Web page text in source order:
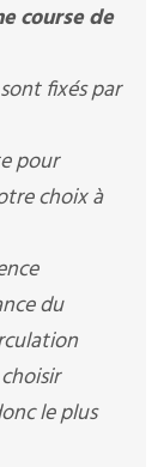
course de
sont fixés par
pour
choix à
du
le plus